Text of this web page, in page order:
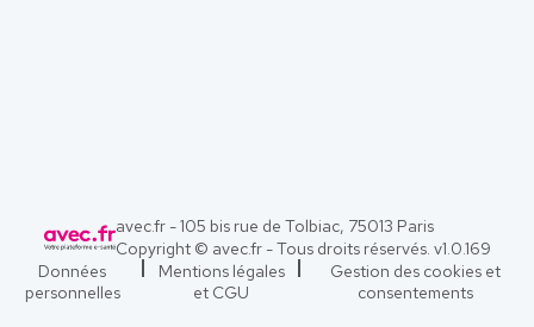
avec.fr - 105 bis rue de Tolbiac, 75013 Paris
Copyright © avec.fr - Tous droits réservés. v1.0.169
Données
personnelles
Mentions légales
et CGU
Gestion des cookies et
consentements